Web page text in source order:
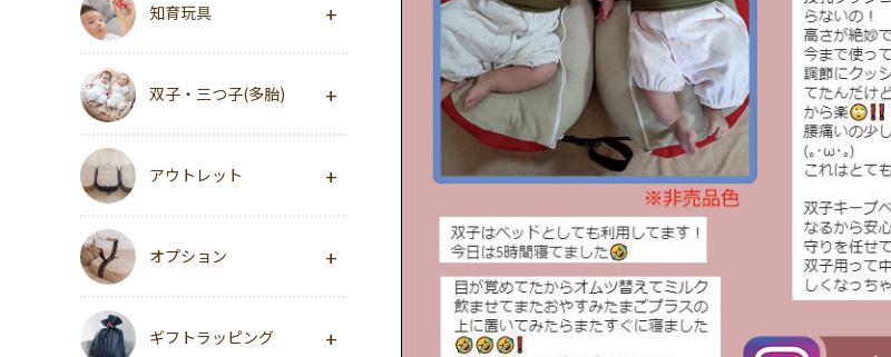
知育玩具
双子・三つ子(多胎)
アウトレット
オプション
ギフトラッピング